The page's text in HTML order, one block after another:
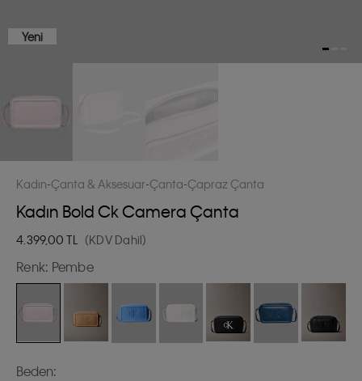
Yeni
Kadın Çanta & Aksesuar Çanta Çapraz Çanta
Kadın Bold Ck Camera Çanta
4.399,00 TL (KDV Dahil)
Renk: Pembe
Beden: